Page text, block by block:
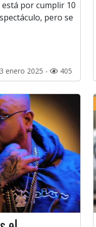
por cumplir 10
pero se
enero 2025 - 405